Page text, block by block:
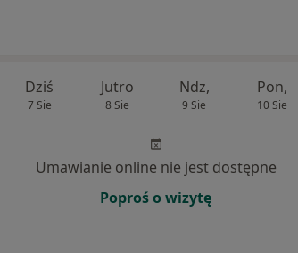
Dziś
7 Sie
Jutro
8 Sie
Ndz,
9 Sie
Pon,
10 Sie
Umawianie online nie jest dostępne
Poproś o wizytę